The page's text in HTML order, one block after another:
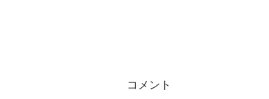
コメント